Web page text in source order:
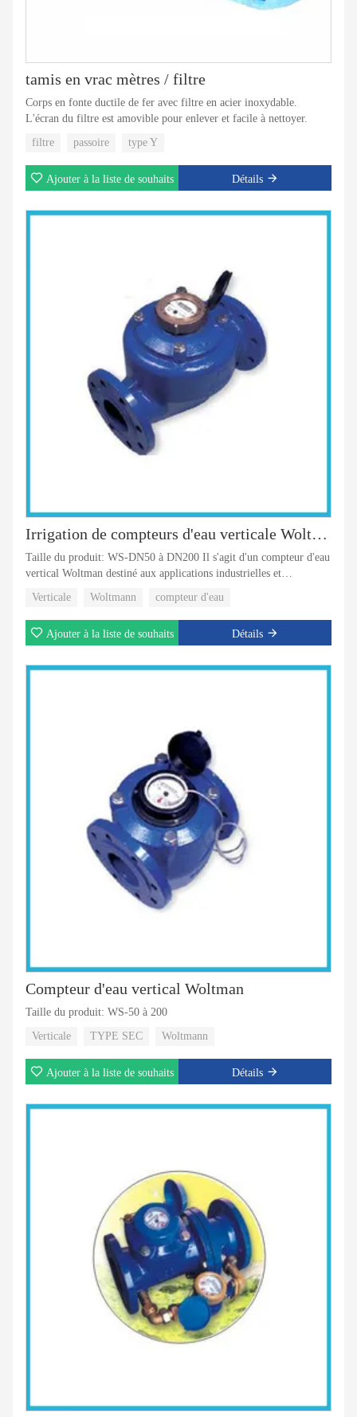
tamis en vrac mètres / filtre
Corps en fonte ductile de fer avec filtre en acier inoxydable.
L'écran du filtre est amovible pour enlever et facile à nettoyer.
filtre
passoire type Y
Ajouter à la liste de souhaits Détails
Irrigation de compteurs d'eau verticale Woltman
Taille du produit: WS-DN50 à DN200 Il s'agit d'un compteur d'eau
vertical Woltman destiné aux applications industrielles et
Verticale Woltmann compteur d'eau
Ajouter à la liste de souhaits Détails
Compteur d'eau vertical Woltman
Taille du produit: WS-50 à 200
Verticale
TYPE SEC Woltmann
Ajouter à la liste de souhaits Détails